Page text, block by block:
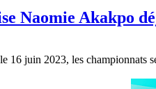
Naomie Akakpo
16 juin 2023, les championnats